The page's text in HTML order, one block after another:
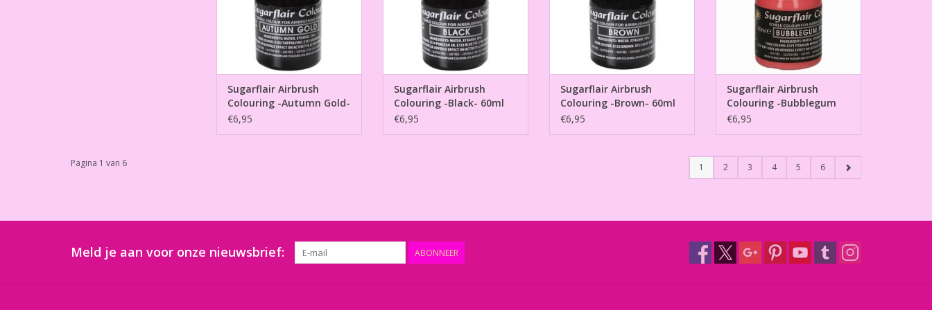
Sugarflair Airbrush
Colouring -Autumn Gold-
60ml
€6,95
Sugarflair Airbrush
Colouring -Black- 60ml
€6,95
Sugarflair Airbrush
Colouring -Brown- 60ml
€6,95
Sugarflair Airbrush
Colouring -Bubblegum
Pink- 60ml
€6,95
Pagina 1 van 6 1 2 3 4 5 6
Meld je aan voor onze nieuwsbrief: ABONNEER